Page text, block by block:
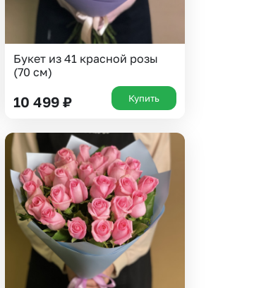
Букет из 41 красной розы
(70 см)
10 499 ₽ Купить